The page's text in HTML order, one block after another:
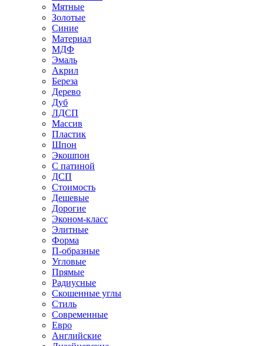
Мятные
Золотые
Синие
Материал
МДФ
Эмаль
Акрил
Береза
Дерево
Дуб
ЛДСП
Массив
Пластик
Шпон
Экошпон
С патиной
ДСП
Стоимость
Дешевые
Дорогие
Эконом-класс
Элитные
Форма
П-образные
Угловые
Прямые
Радиусные
Скошенные углы
Стиль
Современные
Евро
Английские